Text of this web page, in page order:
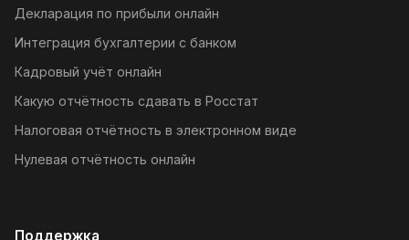
Декларация по прибыли онлайн
Интеграция бухгалтерии с банком
Кадровый учёт онлайн
Какую отчётность сдавать в Росстат
Налоговая отчётность в электронном виде
Нулевая отчётность онлайн
Поддержка